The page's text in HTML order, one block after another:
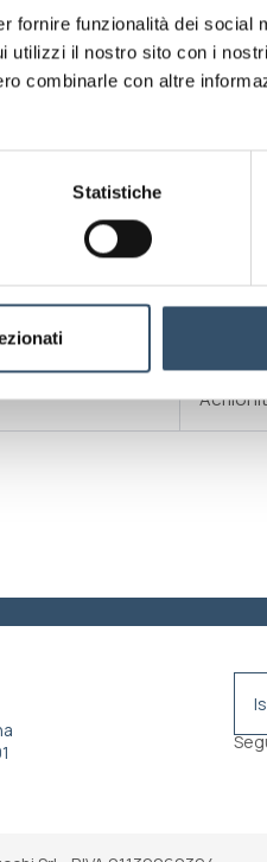
fornire funzionalità dei social
utilizzi il nostro sito con i
combinarle con altre
Statistiche
La
è
una